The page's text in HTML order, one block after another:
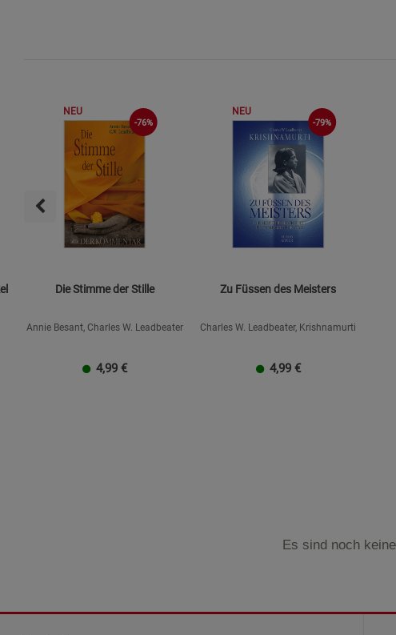
NEU
-76%
Die Stimme der Stille
Annie Besant, Charles W. Leadbeater
4,99 €
NEU
-79%
Zu Füssen des Meisters
Charles W. Leadbeater, Krishnamurti
4,99 €
Es sind noch